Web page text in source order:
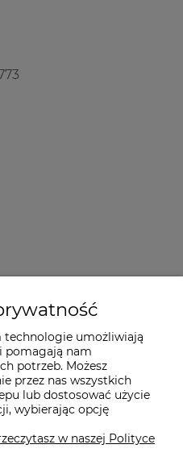
technologie umożliwiają
pomagają nam
potrzeb. Możesz
przez nas wszystkich
lub dostosować użycie
wybierając opcję
w naszej Polityce